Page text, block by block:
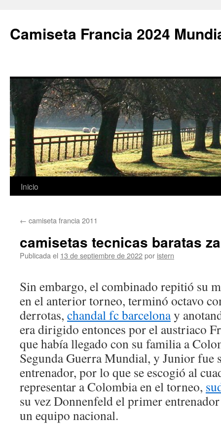
Camiseta Francia 2024
Saltar
contenido
Inicio
← camiseta francia 2011
camisetas tecnicas baratas
Publicada el 13 de septiembre de 2022por istern
Sin embargo, el combinado repitió su
en el anterior torneo, terminó octavo
derrotas, chandal fc barcelonay
era dirigido entonces por el austriaco
que había llegado con su familia a
Segunda Guerra Mundial, y Junior fue
entrenador, por lo que se escogió al
representar a Colombia en el torneo,
su vez Donnenfeld el primer
un equipo nacional.